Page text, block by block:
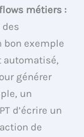
métiers :
bon exemple
automatisé,
générer
un
d’écrire un
de